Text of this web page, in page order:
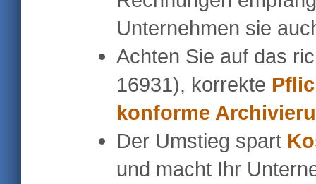
Unternehmen sie
Achten Sie auf das
16931), korrekte
konforme
Der Umstieg spart
und macht Ihr